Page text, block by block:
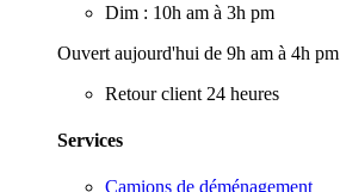
Dim : 10h am à 3h pm
Ouvert aujourd'hui de 9h am à 4h pm
Retour client 24 heures
Services
Camions de déménagement